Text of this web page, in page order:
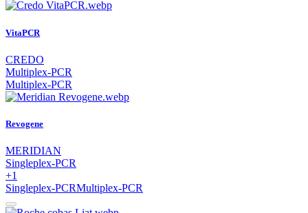
VitaPCR
CREDO
Multiplex-PCR
Multiplex-PCR
Revogene
MERIDIAN
Singleplex-PCR
+1
Singleplex-PCRMultiplex-PCR